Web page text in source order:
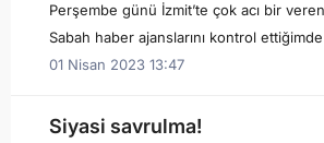
Perşembe günü İzmit’te çok acı bir
Sabah haber ajanslarını kontrol
01 Nisan 2023 13:47
Siyasi savrulma!